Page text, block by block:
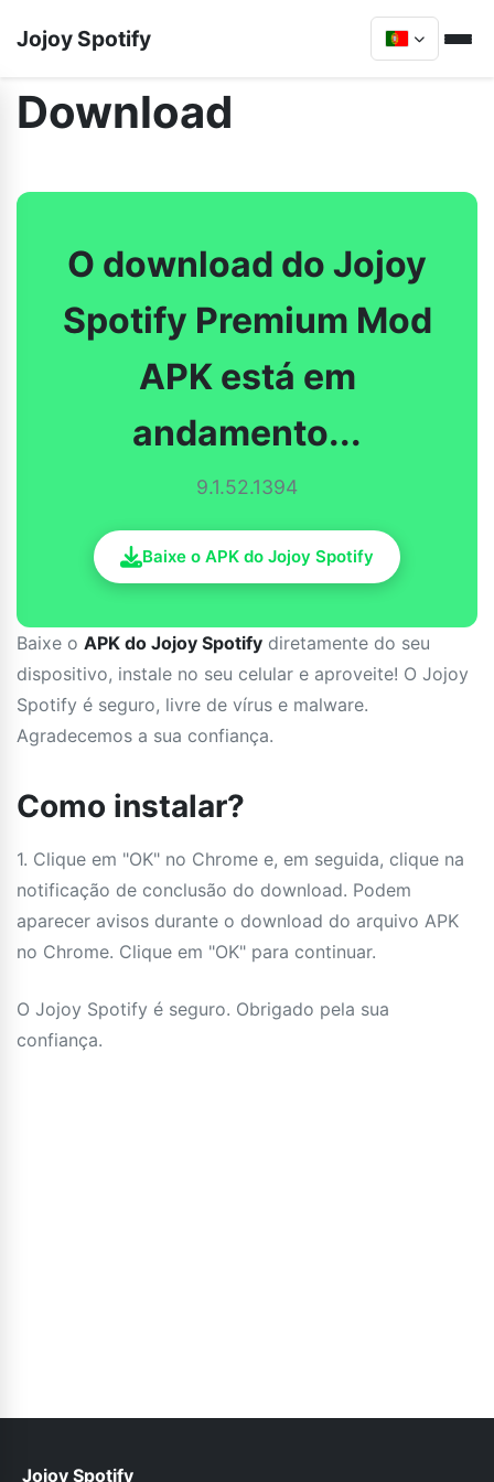
Jojoy Spotify
Download
O download do Jojoy
Spotify Premium Mod
APK está em
andamento...
9.1.52.1394
Baixe o APK do Jojoy Spotify
Baixe o APK do Jojoy Spotify diretamente do seu
dispositivo, instale no seu celular e aproveite! O Jojoy
Spotify é seguro, livre de vírus e malware.
Agradecemos a sua confiança.
Como instalar?
1. Clique em "OK" no Chrome e, em seguida, clique na
notificação de conclusão do download. Podem
aparecer avisos durante o download do arquivo APK
no Chrome. Clique em "OK" para continuar.
O Jojoy Spotify é seguro. Obrigado pela sua
confiança.
Jojoy Spotify